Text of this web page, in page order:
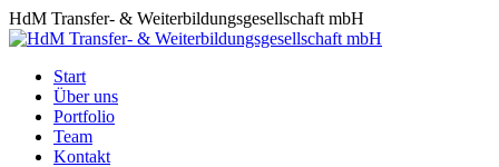
Zum
Inhalt
HdM Transfer- & Weiterbildungsgesellschaft mbH
Start
Über uns
Portfolio
Team
Kontakt